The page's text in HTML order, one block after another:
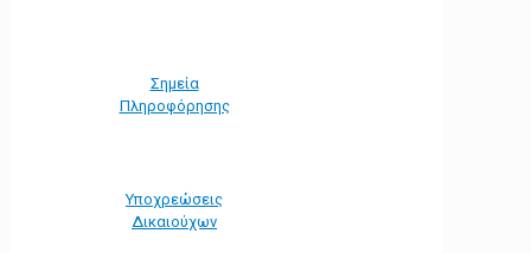
Σημεία
Πληροφόρησης
Υποχρεώσεις
Δικαιούχων